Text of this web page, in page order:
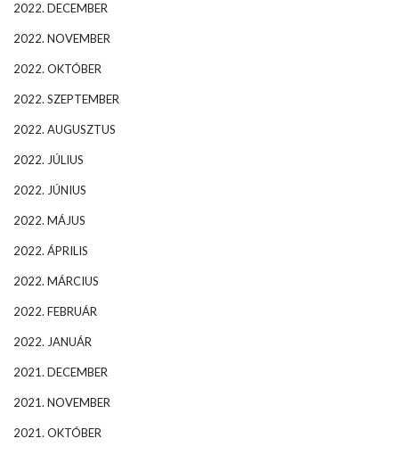
2022. DECEMBER
2022. NOVEMBER
2022. OKTÓBER
2022. SZEPTEMBER
2022. AUGUSZTUS
2022. JÚLIUS
2022. JÚNIUS
2022. MÁJUS
2022. ÁPRILIS
2022. MÁRCIUS
2022. FEBRUÁR
2022. JANUÁR
2021. DECEMBER
2021. NOVEMBER
2021. OKTÓBER